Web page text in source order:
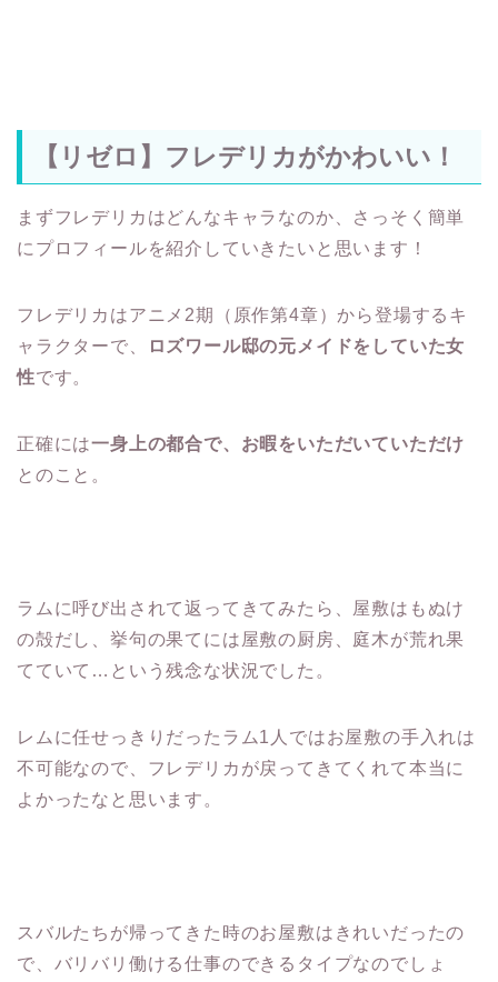
【リゼロ】フレデリカがかわいい！
まずフレデリカはどんなキャラなのか、さっそく簡単
にプロフィールを紹介していきたいと思います！
フレデリカはアニメ2期（原作第4章）から登場するキ
ャラクターで、
ロズワール邸の元メイドをしていた女
性です。
正確には一身上の都合で、お暇をいただいていただけ
とのこと。
ラムに呼び出されて返ってきてみたら、屋敷はもぬけ
の殻だし、挙句の果てには屋敷の厨房、庭木が荒れ果
てていて…という残念な状況でした。
レムに任せっきりだったラム1人ではお屋敷の手入れは
不可能なので、フレデリカが戻ってきてくれて本当に
よかったなと思います。
スバルたちが帰ってきた時のお屋敷はきれいだったの
で、バリバリ働ける仕事のできるタイプなのでしょ